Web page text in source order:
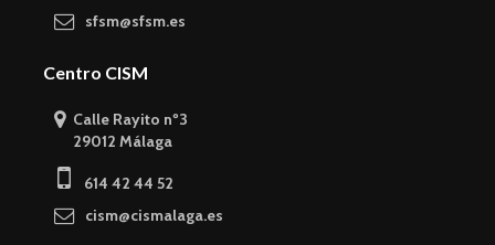
sfsm@sfsm.es
Centro CISM
Calle Rayito nº3
29012 Málaga
614 42 44 52
cism@cismalaga.es